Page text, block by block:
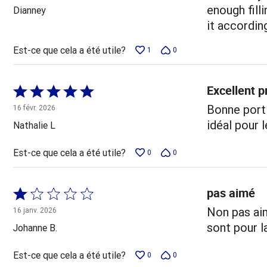
5
Dianney
enough
it
Est-ce que cela a été utile? 1 0
Coté
5 sur
5
16 févr. 2026
Nathalie L
Excellent
Bonne
idéal pour
Est-ce que cela a été utile? 0 0
Coté
1 sur
5
16 janv. 2026
Johanne B.
pas aimé
Non pas
sont pour
Est-ce que cela a été utile? 0 0